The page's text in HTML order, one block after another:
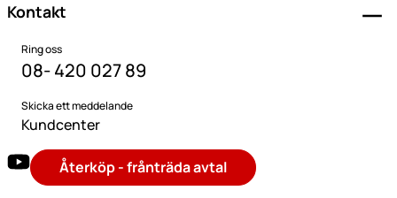
Kontakt
Ring oss
08- 420 027 89
Skicka ett meddelande
Kundcenter
Återköp - frånträda avtal